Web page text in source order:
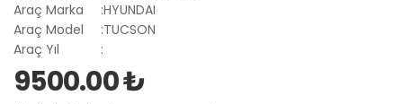
Araç Marka
:HYUNDAI
Araç Model
:TUCSON
Araç Yıl
:
9500.00 ₺